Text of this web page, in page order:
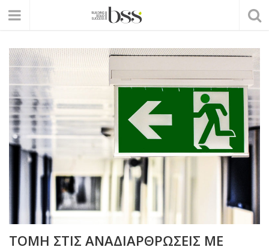
ΤΟΜΗ ΣΤΙΣ ΑΝΑΔΙΑΡΘΡΩΣΕΙΣ ΜΕ